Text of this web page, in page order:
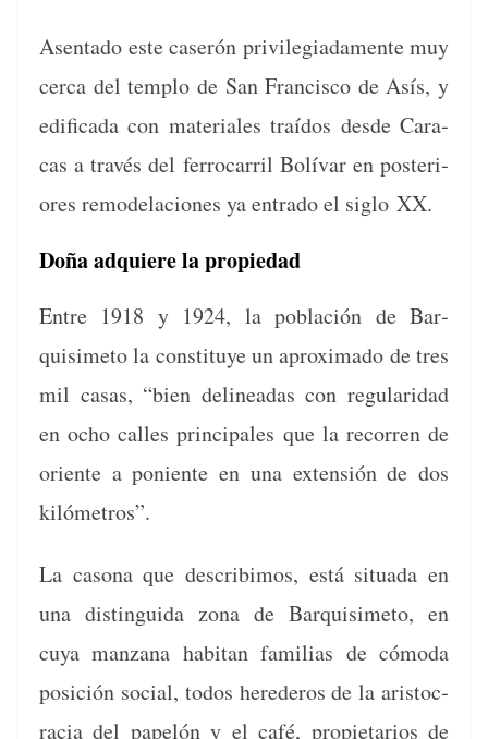
Asen­ta­do este caserón priv­i­le­giada­mente muy
cer­ca del tem­p­lo de San Fran­cis­co de Asís, y
edi­fi­ca­da con mate­ri­ales traí­dos des­de Cara­
cas a través del fer­ro­car­ril Bolí­var en pos­te­ri­
ores remod­ela­ciones ya entra­do el siglo XX.
Doña adquiere la propiedad
Entre 1918 y 1924, la población de Bar­
quisime­to la con­sti­tuye un aprox­i­ma­do de tres
mil casas, “bien delin­eadas con reg­u­lar­i­dad
en ocho calles prin­ci­pales que la recor­ren de
ori­ente a poniente en una exten­sión de dos
kilómetros”.
La casona que describi­mos, está situ­a­da en
una dis­tin­gui­da zona de Bar­quisime­to, en
cuya man­zana habi­tan famil­ias de cómo­da
posi­ción social, todos herederos de la aris­toc­
ra­cia del papelón y el café, propi­etar­ios de